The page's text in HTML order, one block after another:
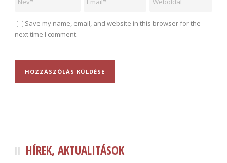
Save my name, email, and website in this browser for the
next time I comment.
HÍREK, AKTUALITÁSOK